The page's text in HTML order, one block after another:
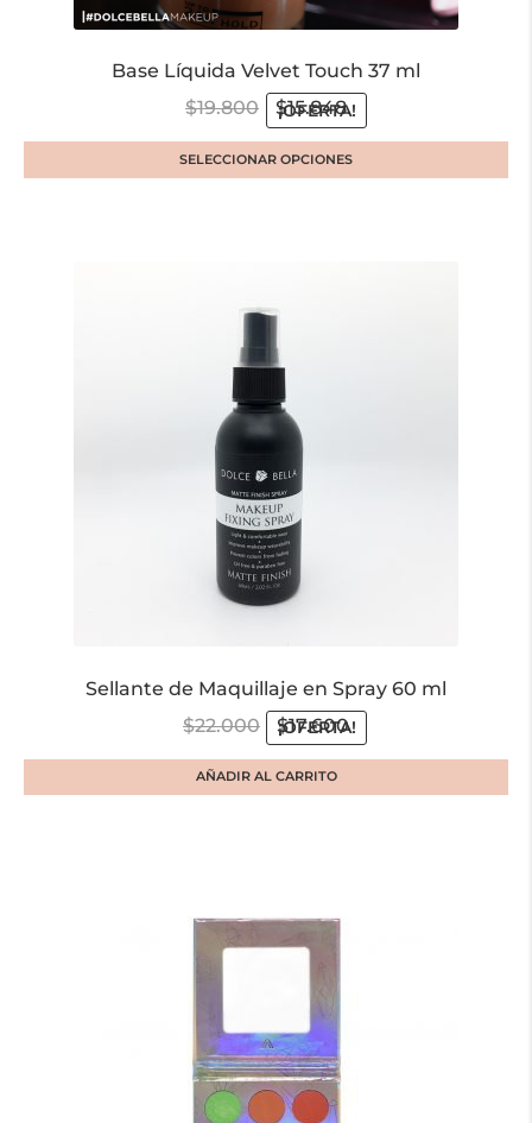
Base Líquida Velvet Touch 37 ml
¡OFERTA!
$19.800 $15.848
SELECCIONAR OPCIONES
Sellante de Maquillaje en Spray 60 ml
¡OFERTA!
$22.000 $17.600
AÑADIR AL CARRITO